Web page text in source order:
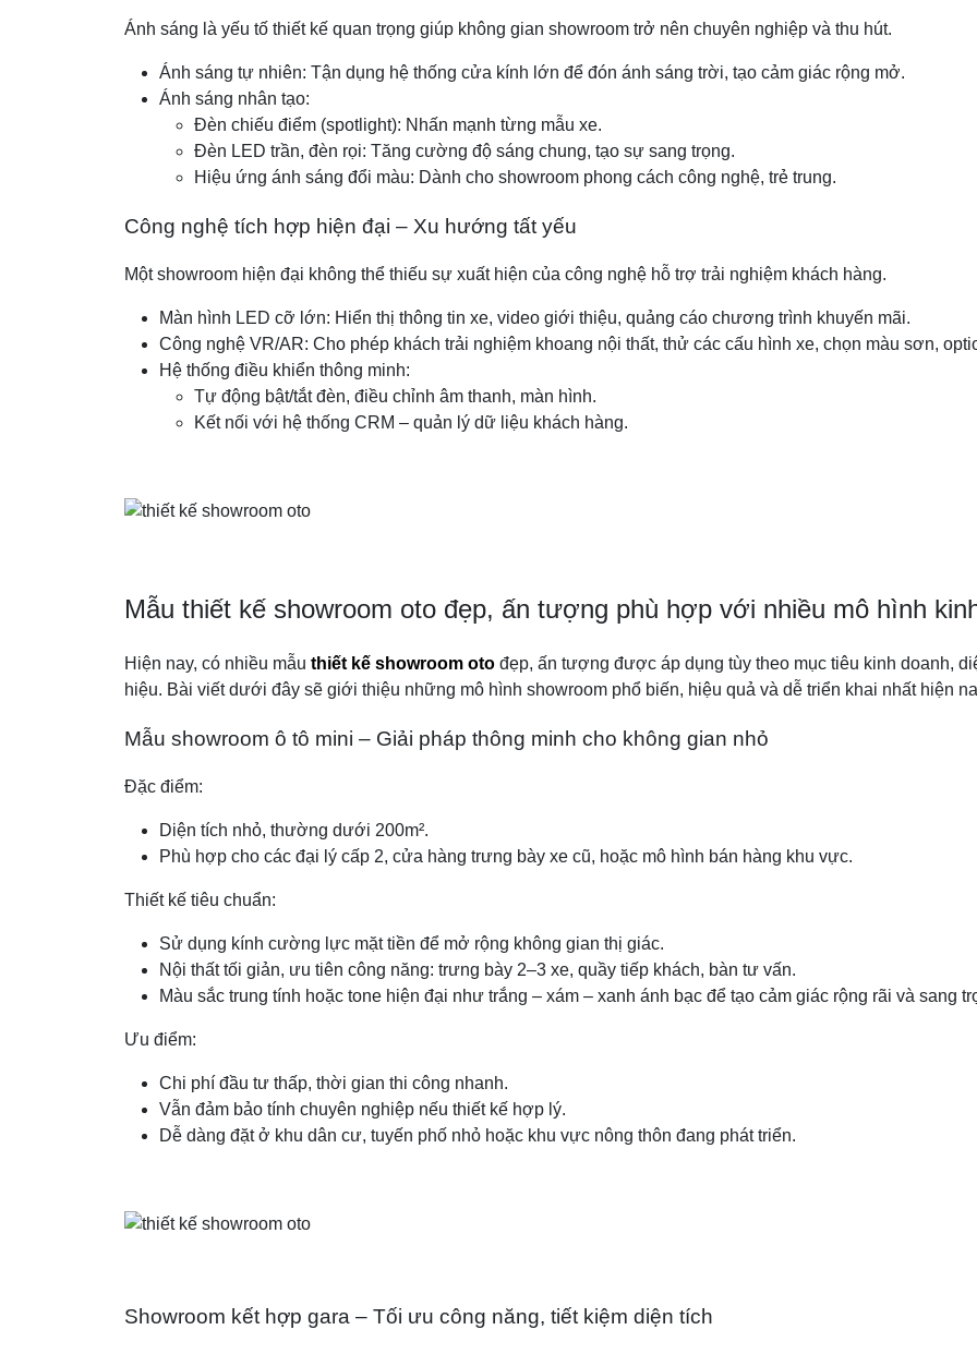
Ánh sáng là yếu tố thiết kế quan trọng giúp không gian showroom trở nên chuyên nghiệp và thu hút.
Ánh sáng tự nhiên: Tận dụng hệ thống cửa kính lớn để đón ánh sáng trời, tạo cảm giác rộng mở.
Ánh sáng nhân tạo:
Đèn chiếu điểm (spotlight): Nhấn mạnh từng mẫu xe.
Đèn LED trần, đèn rọi: Tăng cường độ sáng chung, tạo sự sang trọng.
Hiệu ứng ánh sáng đổi màu: Dành cho showroom phong cách công nghệ, trẻ trung.
Công nghệ tích hợp hiện đại – Xu hướng tất yếu
Một showroom hiện đại không thể thiếu sự xuất hiện của công nghệ hỗ trợ trải nghiệm khách hàng.
Màn hình LED cỡ lớn: Hiển thị thông tin xe, video giới thiệu, quảng cáo chương trình khuyến mãi.
Công nghệ VR/AR: Cho phép khách trải nghiệm khoang nội thất, thử các cấu hình xe, chọn màu sơn,
Hệ thống điều khiển thông minh:
Tự động bật/tắt đèn, điều chỉnh âm thanh, màn hình.
Kết nối với hệ thống CRM – quản lý dữ liệu khách hàng.
Mẫu thiết kế showroom oto đẹp, ấn tượng phù hợp với nhiều mô hình
Hiện nay, có nhiều mẫu thiết kế showroom oto đẹp, ấn tượng được áp dụng tùy theo mục tiêu kinh doanh,
hiệu. Bài viết dưới đây sẽ giới thiệu những mô hình showroom phổ biến, hiệu quả và dễ triển khai nhất hiện
Mẫu showroom ô tô mini – Giải pháp thông minh cho không gian nhỏ
Đặc điểm:
Diện tích nhỏ, thường dưới 200m².
Phù hợp cho các đại lý cấp 2, cửa hàng trưng bày xe cũ, hoặc mô hình bán hàng khu vực.
Thiết kế tiêu chuẩn:
Sử dụng kính cường lực mặt tiền để mở rộng không gian thị giác.
Nội thất tối giản, ưu tiên công năng: trưng bày 2–3 xe, quầy tiếp khách, bàn tư vấn.
Màu sắc trung tính hoặc tone hiện đại như trắng – xám – xanh ánh bạc để tạo cảm giác rộng rãi và sang
Ưu điểm:
Chi phí đầu tư thấp, thời gian thi công nhanh.
Vẫn đảm bảo tính chuyên nghiệp nếu thiết kế hợp lý.
Dễ dàng đặt ở khu dân cư, tuyến phố nhỏ hoặc khu vực nông thôn đang phát triển.
Showroom kết hợp gara – Tối ưu công năng, tiết kiệm diện tích